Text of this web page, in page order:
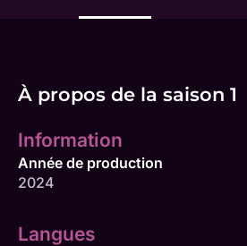
À propos de la saison 1
Information
Année de production
2024
Langues